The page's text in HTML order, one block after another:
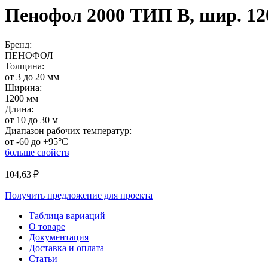
Пенофол 2000 ТИП B, шир.
Бренд:
ПЕНОФОЛ
Толщина:
от 3 до 20 мм
Ширина:
1200 мм
Длина:
от 10 до 30 м
Диапазон рабочих температур:
от -60 до +95°C
больше свойств
104,63 ₽
Получить предложение для проекта
Таблица вариаций
О товаре
Документация
Доставка и оплата
Статьи